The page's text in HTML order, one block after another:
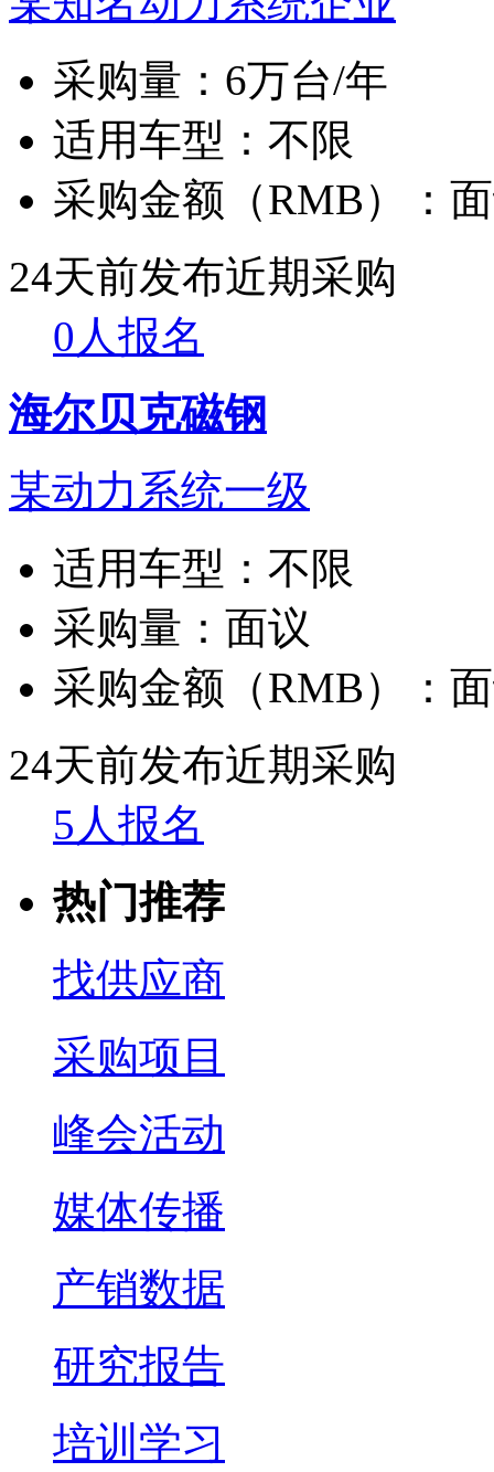
采购量： 6万台/年
适用车型： 不限
采购金额（RMB）：
24天前发布近期采购
0人报名
海尔贝克磁钢
某动力系统一级
适用车型： 不限
采购量： 面议
采购金额（RMB）：
24天前发布近期采购
5人报名
热门推荐
找供应商
采购项目
峰会活动
媒体传播
产销数据
研究报告
培训学习